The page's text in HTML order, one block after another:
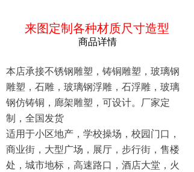
商品详情
本店承接不锈钢雕塑，铸铜雕塑，玻璃钢
雕塑，石雕，玻璃钢浮雕，石浮雕，玻璃
钢仿铸铜，廊架雕塑，可设计。厂家定
制，全国发货
适用于小区地产，学校操场，校园门口，
商业街，大型广场，展厅，步行街，售楼
处，城市地标，高速路口，酒店大堂，火
来图定制各种材质尺寸造型